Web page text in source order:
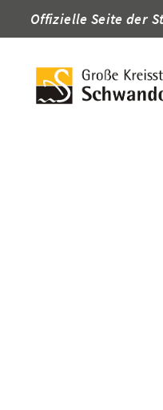
Offizielle Seite der